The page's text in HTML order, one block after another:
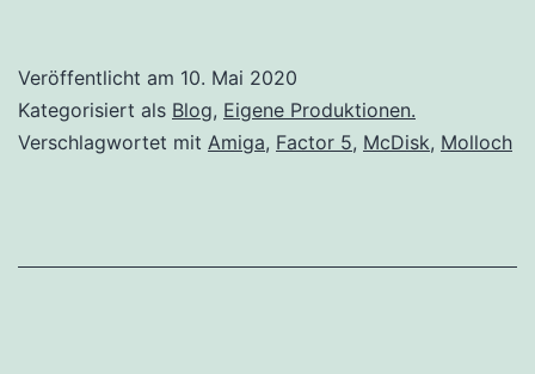
Veröffentlicht am 10. Mai 2020
Kategorisiert als Blog, Eigene Produktionen.
Verschlagwortet mit Amiga, Factor 5, McDisk, Molloch